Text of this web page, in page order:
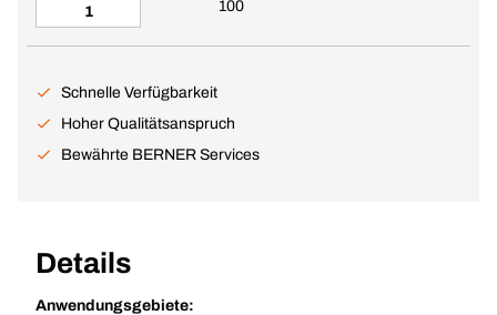
100
Schnelle Verfügbarkeit
Hoher Qualitätsanspruch
Bewährte BERNER Services
Details
Anwendungsgebiete: